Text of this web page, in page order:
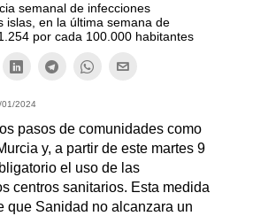
semanal de infecciones
islas, en la última semana de
por cada 100.000 habitantes
01/2024
pasos de comunidades como
y, a partir de este martes 9
el uso de las
centros sanitarios. Esta medida
que Sanidad no alcanzara un